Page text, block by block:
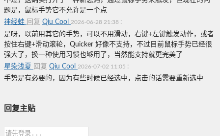
题是，鼠标手势它不允许是一个点
神经蛙 回复 Qiu Cool 2026-06-28 21:38 :
是呀，以前用其它的手势，可以不用滑动，右键+左键触发动作，或者
按住右键+滑动滚轮，Quicker 好像不支持，不过目前鼠标手势已经很
强大了，换一种使用习惯也够用了，当然能支持就更完美了
星染浅夏
回复 Qiu Cool 2026-07-02 11:05 :
手势是有必要的，因为有些时候已经选中，点击的话需要重新选中
回复主贴